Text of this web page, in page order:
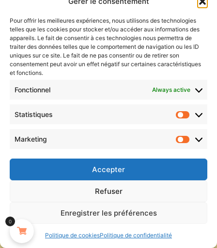
Pour offrir les meilleures expériences, nous utilisons des technologies
telles que les cookies pour stocker et/ou accéder aux informations des
appareils. Le fait de consentir à ces technologies nous permettra de
traiter des données telles que le comportement de navigation ou les ID
uniques sur ce site. Le fait de ne pas consentir ou de retirer son
consentement peut avoir un effet négatif sur certaines caractéristiques
et fonctions.
Fonctionnel Always active
Statistiques
Marketing
Accepter
Refuser
Enregistrer les préférences
Politique de cookiesPolitique de confidentialité
Related
Imprimante Thermique
Portable D810 – Sans Fil &
Découvrez le Robot
Culinaire Électrique qui
June 11, 2025
Dispositif de Traduction
En Ligne: Parfait Pour Les
Voyages et La
0